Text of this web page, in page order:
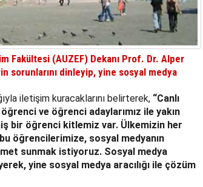
Fakültesi (AUZEF) Dekanı Prof. Dr. Alper
sorunlarını dinleyip, yine sosyal medya
iletişim kuracaklarını belirterek, “Canlı
ve öğrenci adaylarımız ile yakın
bir öğrenci kitlemiz var. Ülkemizin her
öğrencilerimize, sosyal medyanın
sunmak istiyoruz. Sosyal medya
yine sosyal medya aracılığı ile çözüm